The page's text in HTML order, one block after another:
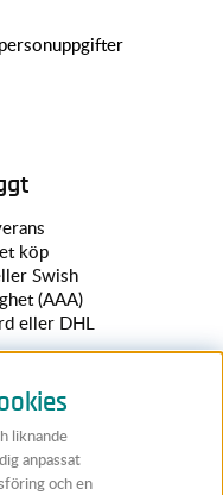
köp
Swish
(AAA)
eller DHL
liknande
anpassat
och en